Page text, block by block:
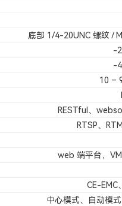
底部 1/4-20UNC 螺纹 /
-
-
10 –
RESTful、
RTSP、
web 端平台，
CE-EMC
中心模式、自动模